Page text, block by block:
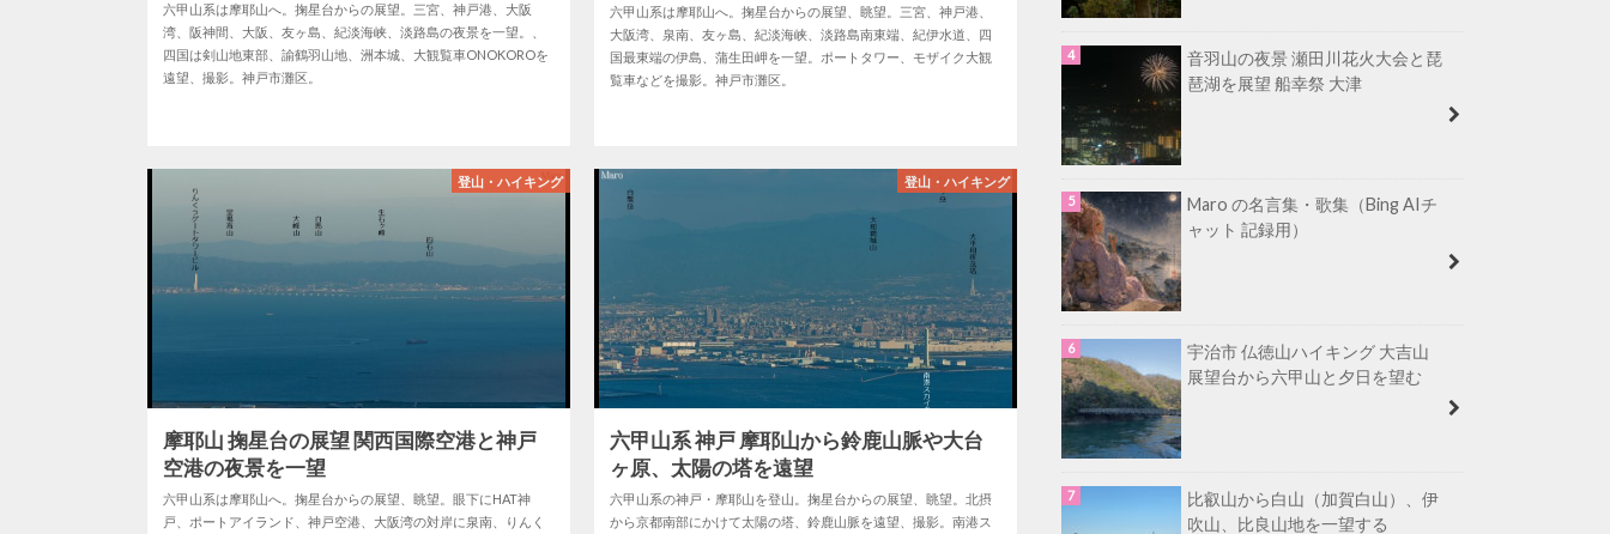
六甲山系は摩耶山へ。掬星台からの展望。三宮、神戸港、大阪
湾、阪神間、大阪、友ヶ島、紀淡海峡、淡路島の夜景を一望。、
四国は剣山地東部、諭鶴羽山地、洲本城、大観覧車ONOKOROを
遠望、撮影。神戸市灘区。
六甲山系は摩耶山へ。掬星台からの展望、眺望。三宮、神戸港、
大阪湾、泉南、友ヶ島、紀淡海峡、淡路島南東端、紀伊水道、四
国最東端の伊島、蒲生田岬を一望。ポートタワー、モザイク大観
覧車などを撮影。神戸市灘区。
登山・ハイキング
摩耶山 掬星台の展望 関西国際空港と神戸
空港の夜景を一望
六甲山系は摩耶山へ。掬星台からの展望、眺望。眼下にHAT神
戸、ポートアイランド、神戸空港、大阪湾の対岸に泉南、りんく
登山・ハイキング
六甲山系 神戸 摩耶山から鈴鹿山脈や大台
ヶ原、太陽の塔を遠望
六甲山系の神戸・摩耶山を登山。掬星台からの展望、眺望。北摂
から京都南部にかけて太陽の塔、鈴鹿山脈を遠望、撮影。南港ス
音羽山の夜景 瀬田川花火大会と琵
琶湖を展望 船幸祭 大津
Maro の名言集・歌集（Bing AIチ
ャット 記録用）
宇治市 仏徳山ハイキング 大吉山
展望台から六甲山と夕日を望む
比叡山から白山（加賀白山）、伊
吹山、比良山地を一望する